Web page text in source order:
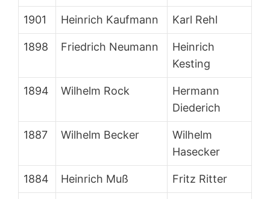
1901 Heinrich Kaufmann Karl Rehl
1898 Friedrich Neumann
Heinrich
Kesting
1894 Wilhelm Rock
Hermann
Diederich
1887 Wilhelm Becker
Wilhelm
Hasecker
1884 Heinrich Muß Fritz Ritter